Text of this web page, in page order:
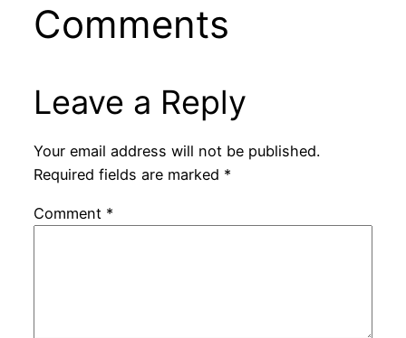
Comments
Leave a Reply
Your email address will not be published.
Required fields are marked *
Comment *